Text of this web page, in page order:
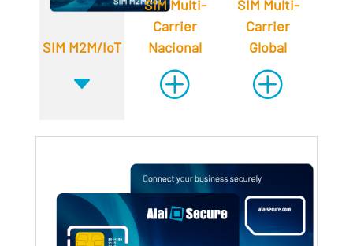
SIM M2M/IoT
C
SIM Multi-
Carrier
Nacional
P
SIM Multi-
Carrier
Global
P